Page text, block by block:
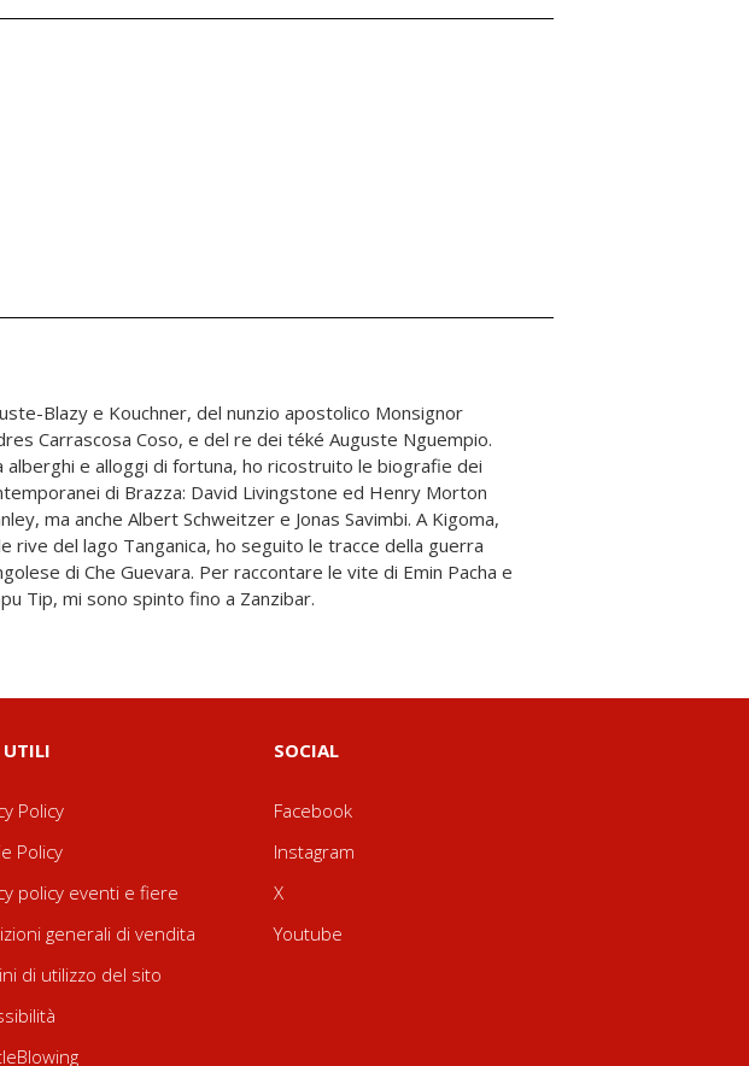
Tip, mi sono spinto fino a Zanzibar.
Policy
Policy
policy eventi e fiere
generali di vendita
di utilizzo del sito
SOCIAL
Facebook
Instagram
X
Youtube